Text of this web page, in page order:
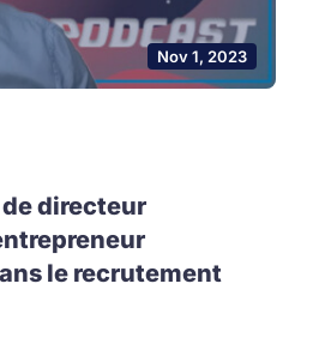
Nov 1, 2023
de directeur
le recrutement